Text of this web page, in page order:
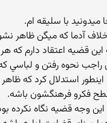
ميدونيد با سليقه ام.
آدما كه ميگن ظاهر
اين قضيه اعتقاد دارم كه
راجب نحوه رفتن و لباسي
استدلال كرد كه ظاهر
فكرو فرهنگشون باشه.
اين وجه قضيه نگاه نكرده